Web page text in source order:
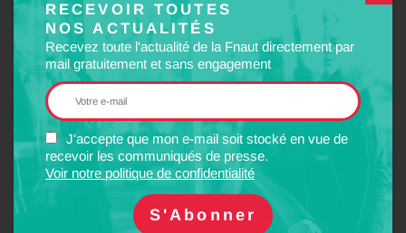
RECEVOIR TOUTES
NOS ACTUALITÉS
Recevez toute l'actualité de la Fnaut directement par
mail gratuitement et sans engagement
J'accepte que mon e-mail soit stocké en vue de
recevoir les communiqués de presse.
Voir notre politique de confidentialité